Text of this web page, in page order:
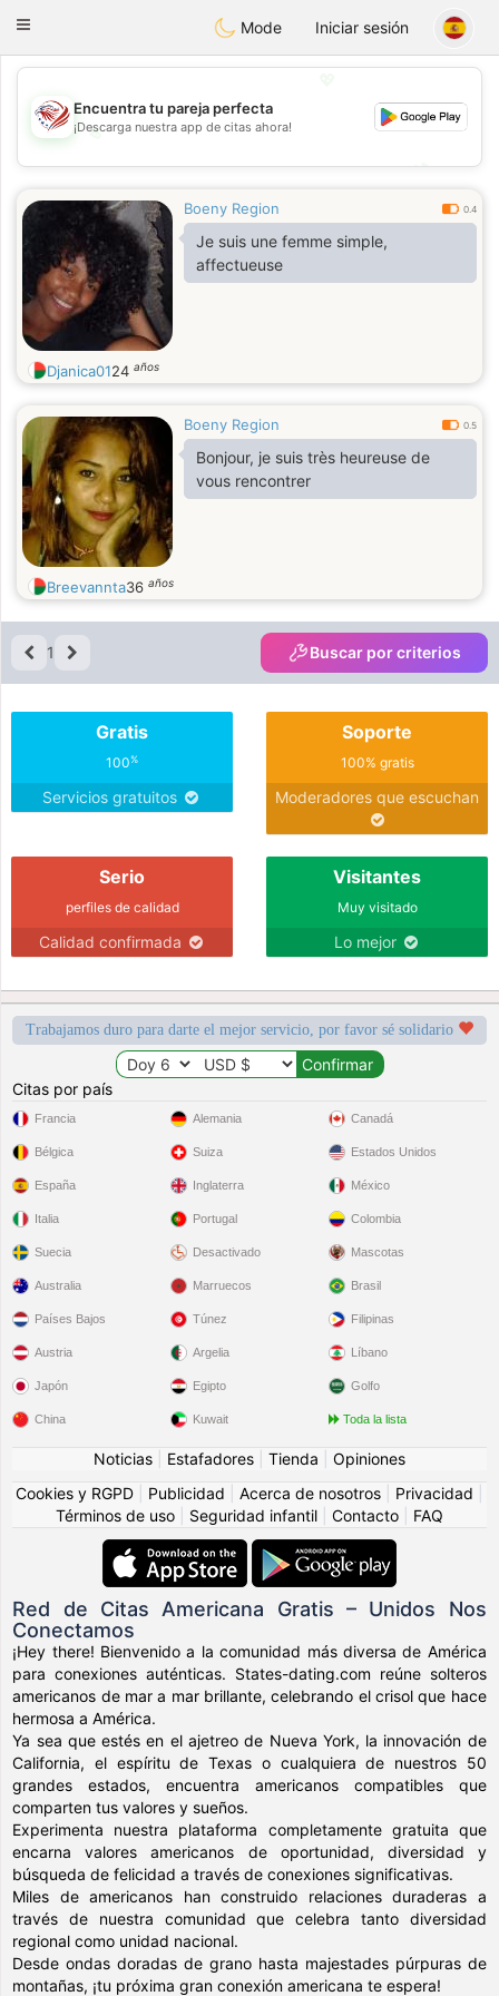
StatesDating
Toggle
Mode Iniciar sesión
💖
💕
Encuentra tu pareja perfecta
¡Descarga nuestra app de citas ahora!
Boeny Region 0.4
Je suis une femme simple,
affectueuse
Djanica0124 años
Boeny Region 0.5
Bonjour, je suis très heureuse de
vous rencontrer
Breevannta36 años
1 Buscar por criterios
Gratis
100%
Servicios gratuitos
Soporte
100% gratis
Moderadores que escuchan
Serio
perfiles de calidad
Calidad confirmada
Visitantes
Muy visitado
Lo mejor
Trabajamos duro para darte el mejor servicio, por favor sé solidario
Citas por país
Francia
Bélgica
España
Italia
Suecia
Alemania
Suiza
Inglaterra
Portugal
Desactivado
Canadá
Estados Unidos
México
Colombia
Mascotas
Australia
Países Bajos
Austria
Japón
China
Marruecos
Túnez
Argelia
Egipto
Kuwait
Brasil
Filipinas
Líbano
Golfo
Toda la lista
Noticias Estafadores Tienda
Opiniones
Cookies y RGPD
Publicidad Acerca de nosotros Privacidad
Términos de uso
Seguridad infantil Contacto FAQ
Red de Citas Americana Gratis – Unidos Nos
Conectamos
¡Hey there! Bienvenido a la comunidad más diversa de América
para conexiones auténticas. States-dating.com reúne solteros
americanos de mar a mar brillante, celebrando el crisol que hace
hermosa a América.
Ya sea que estés en el ajetreo de Nueva York, la innovación de
California, el espíritu de Texas o cualquiera de nuestros 50
grandes estados, encuentra americanos compatibles que
comparten tus valores y sueños.
Experimenta nuestra plataforma completamente gratuita que
encarna valores americanos de oportunidad, diversidad y
búsqueda de felicidad a través de conexiones significativas.
Miles de americanos han construido relaciones duraderas a
través de nuestra comunidad que celebra tanto diversidad
regional como unidad nacional.
Desde ondas doradas de grano hasta majestades púrpuras de
montañas, ¡tu próxima gran conexión americana te espera!